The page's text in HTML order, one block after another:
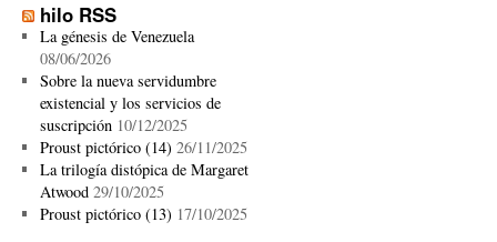
hilo RSS
La génesis de Venezuela
08/06/2026
Sobre la nueva servidumbre
existencial y los servicios de
suscripción 10/12/2025
Proust pictórico (14) 26/11/2025
La trilogía distópica de Margaret
Atwood 29/10/2025
Proust pictórico (13) 17/10/2025